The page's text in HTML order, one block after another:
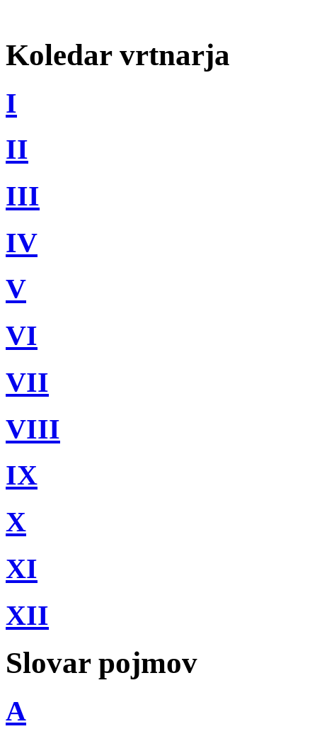
Koledar vrtnarja
I
II
III
IV
V
VI
VII
VIII
IX
X
XI
XII
Slovar pojmov
A